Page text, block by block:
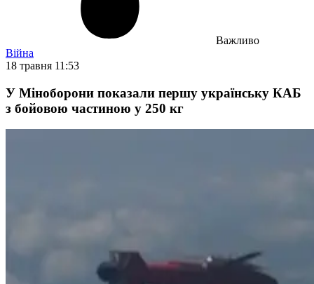
Важливо
Війна
18 травня 11:53
У Міноборони показали першу українську КАБ
з бойовою частиною у 250 кг